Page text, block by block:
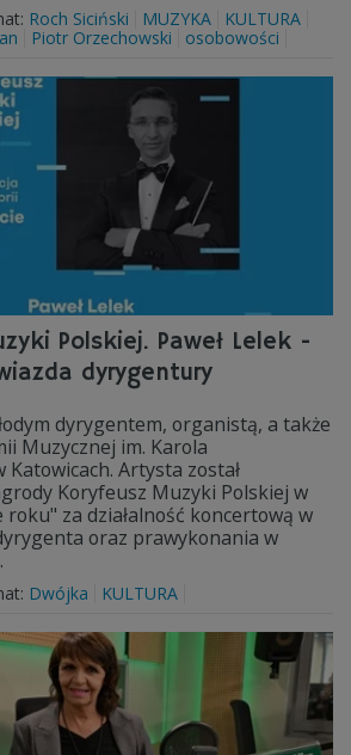
Roch Siciński MUZYKA
KULTURA
Piotr Orzechowski osobowości
Polskiej. Paweł Lelek -
dyrygentury
dyrygentem, organistą, a także
Muzycznej im. Karola
Katowicach. Artysta został
Koryfeusz Muzyki Polskiej w
za działalność koncertową w
oraz prawykonania w
Dwójka KULTURA